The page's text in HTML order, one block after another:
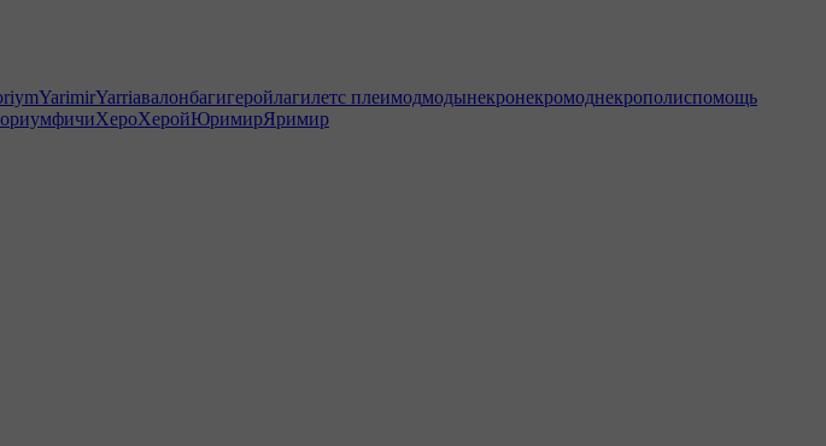
YarimirYarriавалонбагигеройлагилетс плеимодмодынекронекромоднекрополиспомощь
фичиХероХеройЮримирЯримир